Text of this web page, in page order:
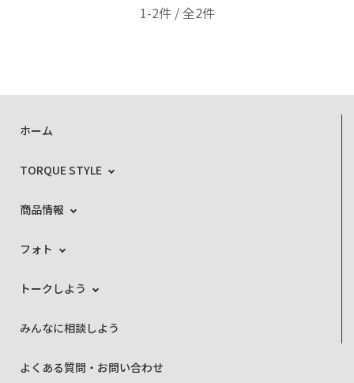
1-2件 / 全2件
ホーム
TORQUE STYLE
商品情報
フォト
トークしよう
みんなに相談しよう
よくある質問・お問い合わせ